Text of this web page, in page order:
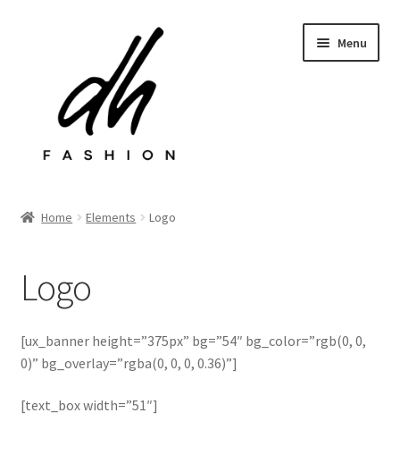
Menu
Kontakt
Home Elements Logo
Logo
[ux_banner height=”375px” bg=”54″ bg_color=”rgb(0, 0,
0)” bg_overlay=”rgba(0, 0, 0, 0.36)”]
[text_box width=”51″]